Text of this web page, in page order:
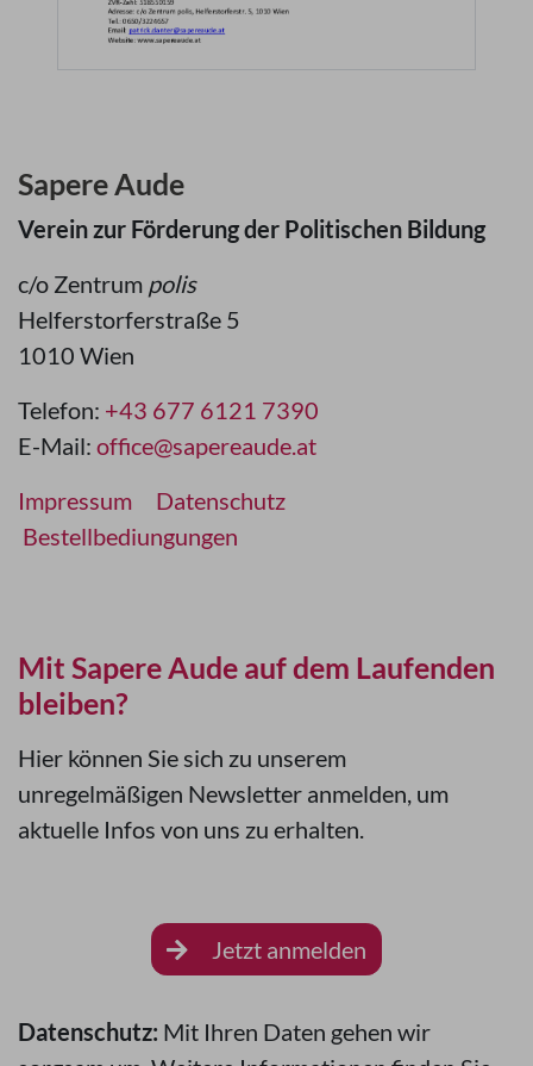
Sapere Aude
Verein zur Förderung der Politischen Bildung
c/o Zentrum polis
Helferstorferstraße 5
1010 Wien
Telefon: +43 677 6121 7390
E-Mail: office@sapereaude.at
Impressum
Datenschutz
Bestellbediungungen
Mit Sapere Aude auf dem Laufenden
bleiben?
Hier können Sie sich zu unserem
unregelmäßigen Newsletter anmelden, um
aktuelle Infos von uns zu erhalten.
Jetzt anmelden
Datenschutz: Mit Ihren Daten gehen wir